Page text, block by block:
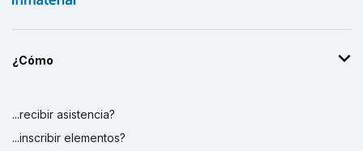
¿Cómo
...recibir asistencia?
...inscribir elementos?